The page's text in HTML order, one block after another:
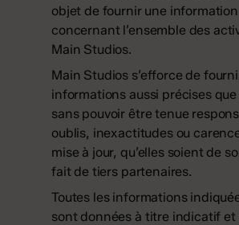
objet de fournir une information
concernant l’ensemble des
Main Studios.
Main Studios s’efforce de
informations aussi précises
sans pouvoir être tenue
oublis, inexactitudes ou
mise à jour, qu’elles soient de
fait de tiers partenaires.
Toutes les informations
sont données à titre indicatif et